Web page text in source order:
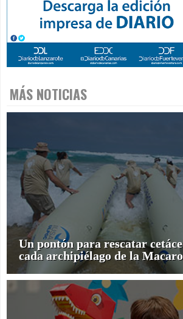
MÁS NOTICIAS
Un pontón para rescatar
cada archipiélago de la